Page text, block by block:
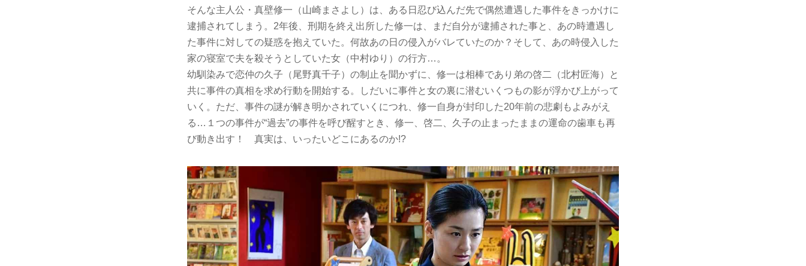
そんな主人公・真壁修一（山崎まさよし）は、ある日忍び込んだ先で偶然遭遇した事件をきっかけに
逮捕されてしまう。2年後、刑期を終え出所した修一は、まだ自分が逮捕された事と、あの時遭遇し
た事件に対しての疑惑を抱えていた。何故あの日の侵入がバレていたのか？そして、あの時侵入した
家の寝室で夫を殺そうとしていた女（中村ゆり）の行方…。
幼馴染みで恋仲の久子（尾野真千子）の制止を聞かずに、修一は相棒であり弟の啓二（北村匠海）と
共に事件の真相を求め行動を開始する。しだいに事件と女の裏に潜むいくつもの影が浮かび上がって
いく。ただ、事件の謎が解き明かされていくにつれ、修一自身が封印した20年前の悲劇もよみがえ
る…１つの事件が“過去”の事件を呼び醒すとき、修一、啓二、久子の止まったままの運命の歯車も再
び動き出す！ 真実は、いったいどこにあるのか!?